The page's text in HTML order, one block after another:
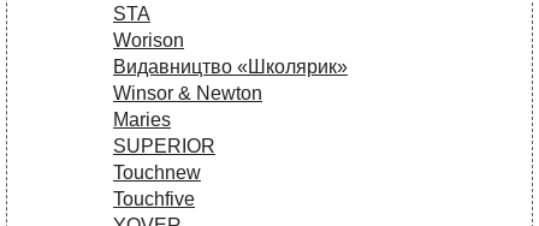
STA
Worison
Видавництво «Школярик»
Winsor & Newton
Maries
SUPERIOR
Touchnew
Touchfive